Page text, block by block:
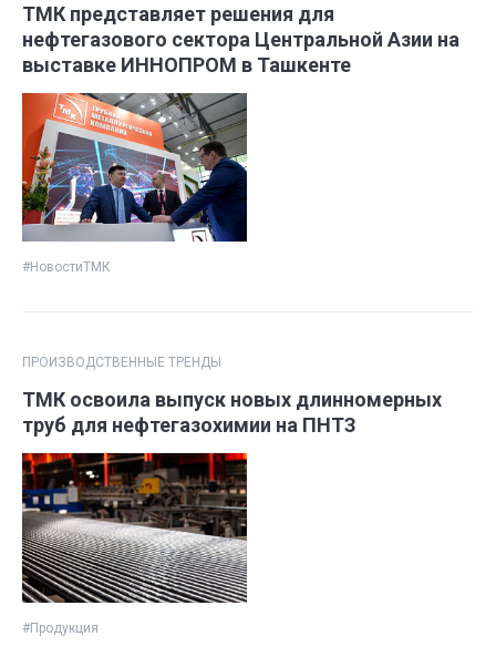
ТМК представляет решения для
нефтегазового сектора Центральной Азии на
выставке ИННОПРОМ в Ташкенте
#НовостиТМК
ПРОИЗВОДСТВЕННЫЕ ТРЕНДЫ
ТМК освоила выпуск новых длинномерных
труб для нефтегазохимии на ПНТЗ
#Продукция